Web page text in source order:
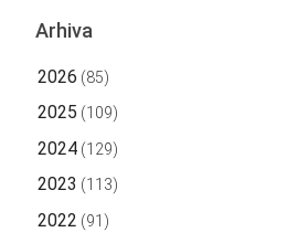
Arhiva
2026 (85)
2025 (109)
2024(129)
2023 (113)
2022 (91)